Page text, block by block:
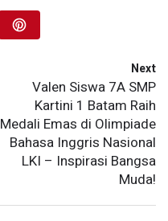
Next
Valen Siswa 7A SMP
Kartini 1 Batam Raih
Medali Emas di Olimpiade
Bahasa Inggris Nasional
LKI – Inspirasi Bangsa
Muda!